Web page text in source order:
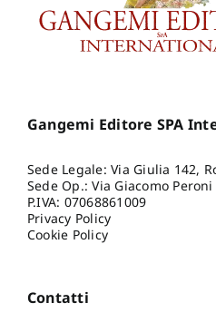
Gangemi Editore SPA
Sede Legale: Via Giulia 142,
Sede Op.: Via Giacomo Peroni
P.IVA: 07068861009
Privacy Policy
Cookie Policy
Contatti